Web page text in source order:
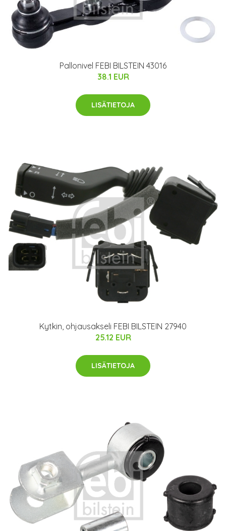
Pallonivel FEBI BILSTEIN 43016
38.1 EUR
LISÄTIETOJA
Kytkin, ohjausakseli FEBI BILSTEIN 27940
25.12 EUR
LISÄTIETOJA